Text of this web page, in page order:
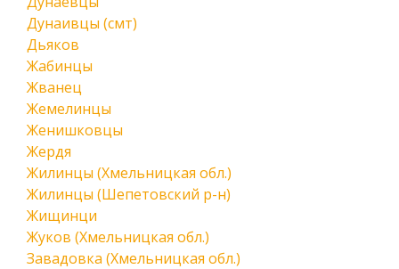
Дунаивцы (смт)
Дьяков
Жабинцы
Жванец
Жемелинцы
Женишковцы
Жердя
Жилинцы (Хмельницкая обл.)
Жилинцы (Шепетовский р-н)
Жищинци
Жуков (Хмельницкая обл.)
Завадовка (Хмельницкая обл.)